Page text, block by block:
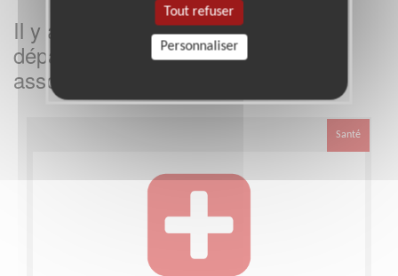
Il y a
missions bénévoles dans le
département
Loir-et-Cherdans cette
association
Santé
Tout refuser
Personnaliser